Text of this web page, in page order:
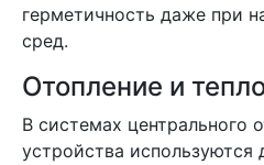
герметичность даже при
сред.
Отопление и
В системах центрального
устройства используются